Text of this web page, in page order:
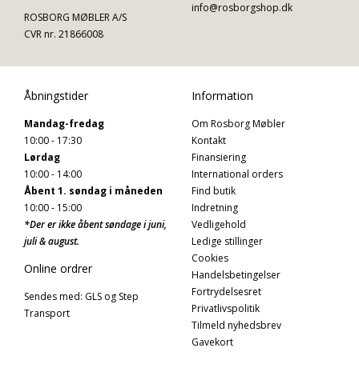
ROSBORG MØBLER A/S
CVR nr. 21866008
info@rosborgshop.dk
Åbningstider
Mandag-fredag
10:00 - 17:30
Lørdag
10:00 - 14:00
Åbent 1. søndag i måneden
10:00 - 15:00
*Der er ikke åbent søndage i juni,
juli & august.
Online ordrer
Sendes med: GLS og Step
Transport
Information
Om Rosborg Møbler
Kontakt
Finansiering
International orders
Find butik
Indretning
Vedligehold
Ledige stillinger
Cookies
Handelsbetingelser
Fortrydelsesret
Privatlivspolitik
Tilmeld nyhedsbrev
Gavekort